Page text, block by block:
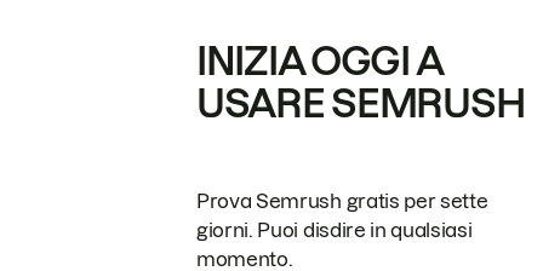
INIZIA OGGI A
USARE SEMRUSH
Prova Semrush gratis per sette
giorni. Puoi disdire in qualsiasi
momento.